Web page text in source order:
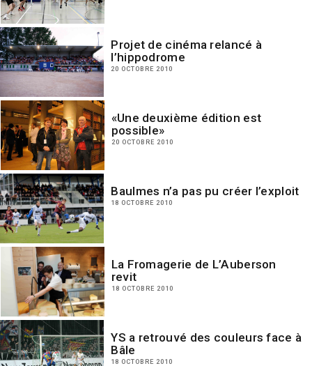
Projet de cinéma relancé à
l’hippodrome
20 OCTOBRE 2010
«Une deuxième édition est
possible»
20 OCTOBRE 2010
Baulmes n’a pas pu créer l’exploit
18 OCTOBRE 2010
La Fromagerie de L’Auberson
revit
18 OCTOBRE 2010
YS a retrouvé des couleurs face à
Bâle
18 OCTOBRE 2010